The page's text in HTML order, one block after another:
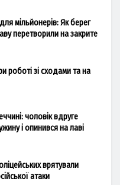
мільйонерів: Як берег
перетворили на закрите
роботі зі сходами та на
чоловік вдруге
і опинився на лаві
врятували
атаки